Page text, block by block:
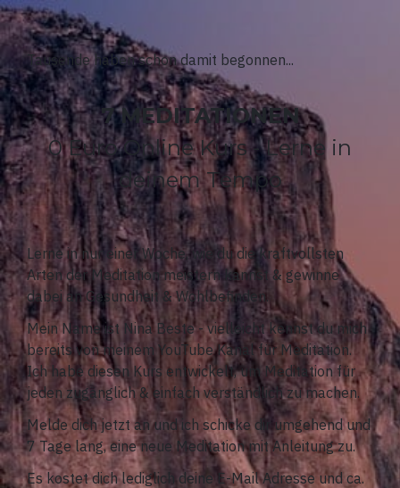
Tausende haben schon damit begonnen...
7 MEDITATIONEN
0 Euro Online Kurs - Lerne in
deinem Tempo
Lerne in nur einer Woche, wie du die kraftvollsten
Arten der Meditation meistern kannst & gewinne
dabei an Gesundheit & Wohlbefinden.
Mein Name ist Nina Beste - vielleicht kennst du mich
bereits von meinem YouTube Kanal für Meditation.
Ich habe diesen Kurs entwickelt, um Meditation für
jeden zugänglich & einfach verständlich zu machen.
Melde dich jetzt an und ich schicke dir umgehend und
7 Tage lang, eine neue Meditation mit Anleitung zu.
Es kostet dich lediglich deine E-Mail Adresse und ca.